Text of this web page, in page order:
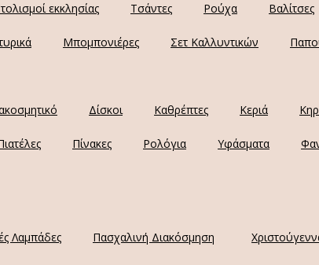
εκκλησίας Τσάντες Ρούχα Βαλίτσες
Μπομπονιέρες Σετ Καλλυντικών
Δίσκοι Καθρέπτες Κεριά
Πίνακες Ρολόγια Υφάσματα
Λαμπάδες
Πασχαλινή Διακόσμηση